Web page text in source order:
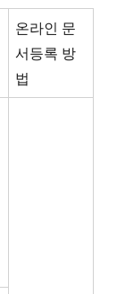
온라인 문
서등록 방
법